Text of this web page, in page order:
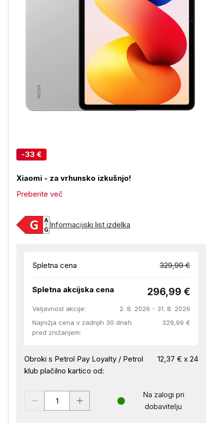
-33 €
Xiaomi - za vrhunsko izkušnjo!
Preberite več
Informacijski list izdelka
Spletna cena 329,99 €
Spletna akcijska cena 296,99 €
Veljavnost akcije:
2. 8. 2026 - 31. 8. 2026
Najnižja cena v zadnjih 30 dneh
pred znižanjem:
329,99 €
Obroki s Petrol Pay Loyalty / Petrol
klub plačilno kartico od:
12,37 € x 24
Na zalogi pri
dobavitelju